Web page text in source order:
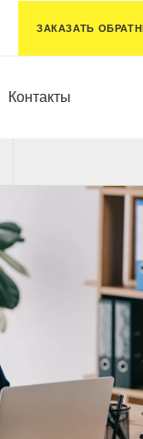
ЗАКАЗАТЬ
Контакты